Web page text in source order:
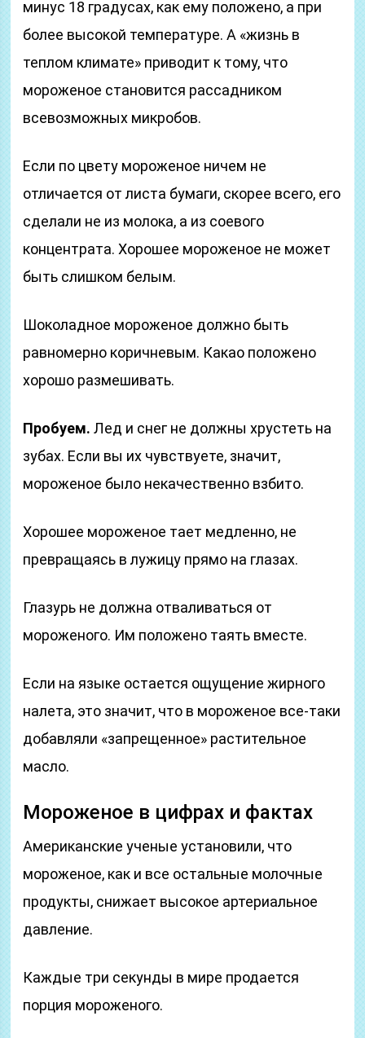
минус 18 градусах, как ему положено, а при
более высокой температуре. А «жизнь в
теплом климате» приводит к тому, что
мороженое становится рассадником
всевозможных микробов.
Если по цвету мороженое ничем не
отличается от листа бумаги, скорее всего, его
сделали не из молока, а из соевого
концентрата. Хорошее мороженое не может
быть слишком белым.
Шоколадное мороженое должно быть
равномерно коричневым. Какао положено
хорошо размешивать.
Пробуем. Лед и снег не должны хрустеть на
зубах. Если вы их чувствуете, значит,
мороженое было некачественно взбито.
Хорошее мороженое тает медленно, не
превращаясь в лужицу прямо на глазах.
Глазурь не должна отваливаться от
мороженого. Им положено таять вместе.
Если на языке остается ощущение жирного
налета, это значит, что в мороженое все-таки
добавляли «запрещенное» растительное
масло.
Мороженое в цифрах и фактах
Американские ученые установили, что
мороженое, как и все остальные молочные
продукты, снижает высокое артериальное
давление.
Каждые три секунды в мире продается
порция мороженого.